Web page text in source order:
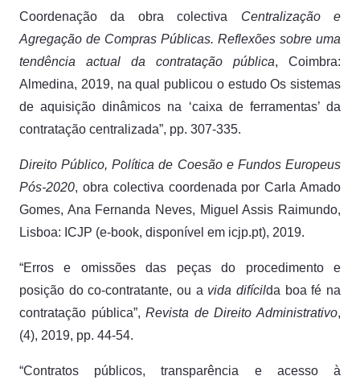
Coordenação da obra colectiva Centralização e
Agregação de Compras Públicas. Reflexões sobre uma
tendência actual da contratação pública, Coimbra:
Almedina, 2019, na qual publicou o estudo Os sistemas
de aquisição dinâmicos na ‘caixa de ferramentas’ da
contratação centralizada”, pp. 307-335.
Direito Público, Política de Coesão e Fundos Europeus
Pós-2020, obra colectiva coordenada por Carla Amado
Gomes, Ana Fernanda Neves, Miguel Assis Raimundo,
Lisboa: ICJP (e-book, disponível em icjp.pt), 2019.
“Erros e omissões das peças do procedimento e
posição do co-contratante, ou a vida difícilda boa fé na
contratação pública”,Revista de Direito Administrativo,
(4), 2019, pp. 44-54.
“Contratos públicos, transparência e acesso à